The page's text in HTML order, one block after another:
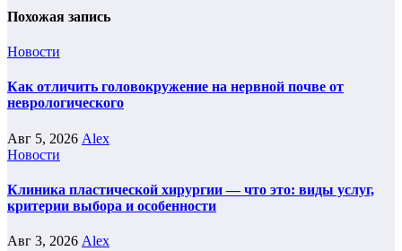
Похожая запись
Новости
Как отличить головокружение на нервной почве от
неврологического
Авг 5, 2026 Alex
Новости
Клиника пластической хирургии — что это: виды услуг,
критерии выбора и особенности
Авг 3, 2026 Alex